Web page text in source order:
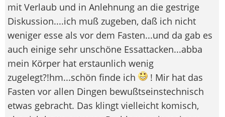
mit Verlaub und in Anlehnung an die gestrige
Diskussion....ich muß zugeben, daß ich nicht
weniger esse als vor dem Fasten...und da gab es
auch einige sehr unschöne Essattacken...abba
mein Körper hat erstaunlich wenig
zugelegt?!hm...schön finde ich
! Mir hat das
Fasten vor allen Dingen bewußtseinstechnisch
etwas gebracht. Das klingt vielleicht komisch,